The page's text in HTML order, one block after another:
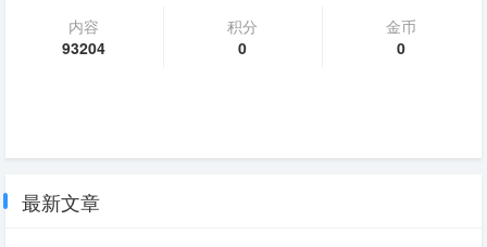
内容
93204
积分
0
金币
0
最新文章